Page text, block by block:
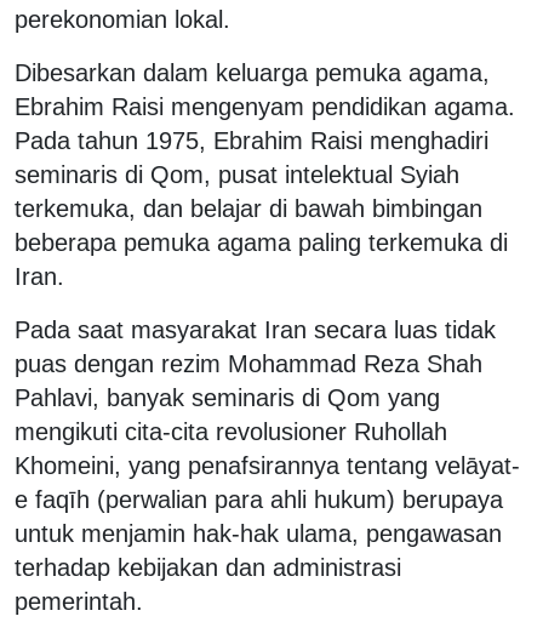
perekonomian lokal.
Dibesarkan dalam keluarga pemuka agama,
Ebrahim Raisi mengenyam pendidikan agama.
Pada tahun 1975, Ebrahim Raisi menghadiri
seminaris di Qom, pusat intelektual Syiah
terkemuka, dan belajar di bawah bimbingan
beberapa pemuka agama paling terkemuka di
Iran.
Pada saat masyarakat Iran secara luas tidak
puas dengan rezim Mohammad Reza Shah
Pahlavi, banyak seminaris di Qom yang
mengikuti cita-cita revolusioner Ruhollah
Khomeini, yang penafsirannya tentang velāyat-
e faqīh (perwalian para ahli hukum) berupaya
untuk menjamin hak-hak ulama, pengawasan
terhadap kebijakan dan administrasi
pemerintah.